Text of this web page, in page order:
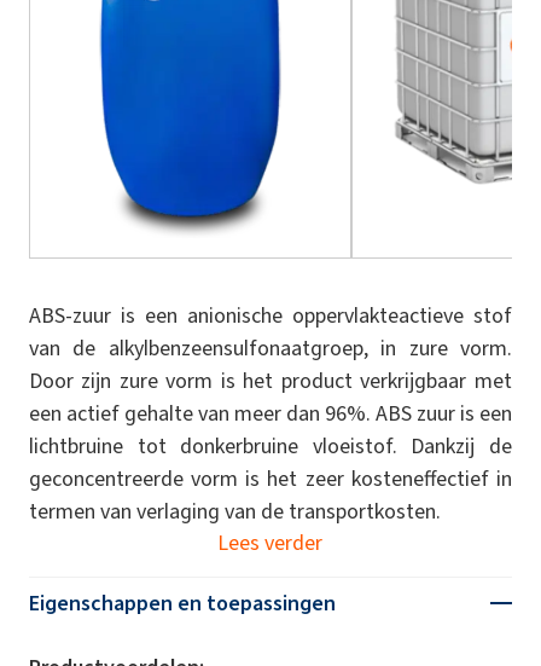
ABS-zuur is een anionische oppervlakteactieve stof
van de alkylbenzeensulfonaatgroep, in zure vorm.
Door zijn zure vorm is het product verkrijgbaar met
een actief gehalte van meer dan 96%. ABS zuur is een
lichtbruine tot donkerbruine vloeistof. Dankzij de
geconcentreerde vorm is het zeer kosteneffectief in
termen van verlaging van de transportkosten.
Lees verder
Eigenschappen en toepassingen